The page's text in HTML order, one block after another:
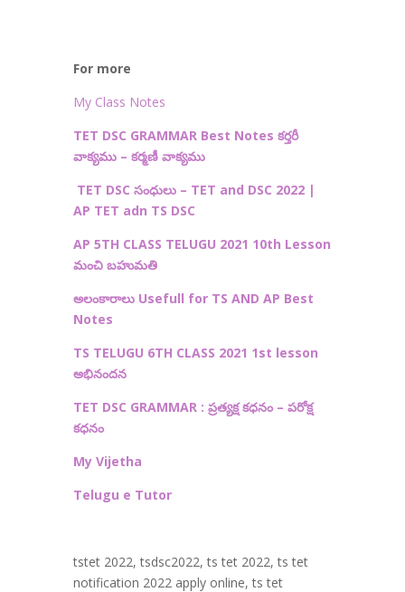
For more
My Class Notes
TET DSC GRAMMAR Best Notes కర్తరీ
వాక్యము – కర్మణీ వాక్యము
TET DSC సంధులు – TET and DSC 2022 |
AP TET adn TS DSC
AP 5TH CLASS TELUGU 2021 10th Lesson
మంచి బహుమతి
అలంకారాలు Usefull for TS AND AP Best
Notes
TS TELUGU 6TH CLASS 2021 1st lesson
అభినందన
TET DSC GRAMMAR : ప్రత్యక్ష కధనం – పరోక్ష
కధనం
My Vijetha
Telugu e Tutor
tstet 2022, tsdsc2022, ts tet 2022, ts tet
notification 2022 apply online, ts tet